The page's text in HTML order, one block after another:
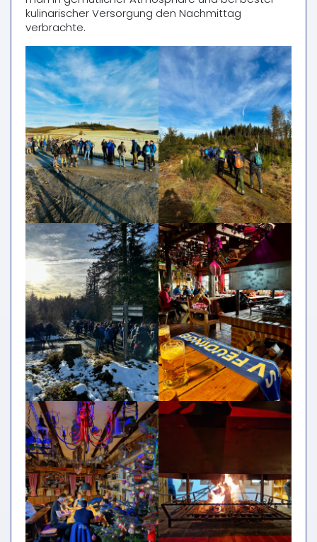
kulinarischer Versorgung den Nachmittag
verbrachte.